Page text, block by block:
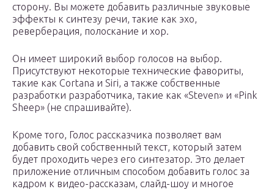
сторону. Вы можете добавить различные звуковые
эффекты к синтезу речи, такие как эхо,
реверберация, полоскание и хор.
Он имеет широкий выбор голосов на выбор.
Присутствуют некоторые технические фавориты,
такие как Cortana и Siri, а также собственные
разработки разработчика, такие как «Steven» и «Pink
Sheep» (не спрашивайте).
Кроме того, Голос рассказчика позволяет вам
добавить свой собственный текст, который затем
будет проходить через его синтезатор. Это делает
приложение отличным способом добавить голос за
кадром к видео-рассказам, слайд-шоу и многое